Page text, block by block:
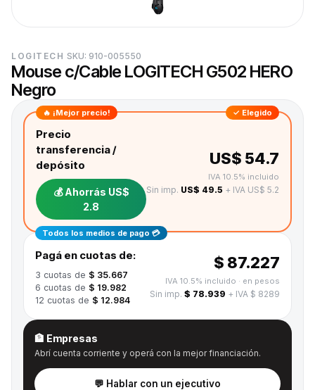
LOGITECH SKU: 910-005550
Mouse c/Cable LOGITECH G502 HERO
Negro
🔥 ¡Mejor precio! ✓ Elegido
Precio
transferencia /
depósito
💰 Ahorrás US$
2.8
US$ 54.7
IVA 10.5% incluido
Sin imp. US$ 49.5 + IVA US$ 5.2
Todos los medios de pago 💳
Pagá en cuotas de:
3 cuotas de $ 35.667
6 cuotas de $ 19.982
12 cuotas de $ 12.984
$ 87.227
IVA 10.5% incluido · en pesos
Sin imp. $ 78.939 + IVA $ 8289
🏦 Empresas
Abrí cuenta corriente y operá con la mejor financiación.
💬 Hablar con un ejecutivo